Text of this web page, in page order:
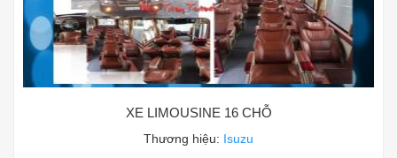
XE LIMOUSINE 16 CHỖ
Thương hiệu: Isuzu